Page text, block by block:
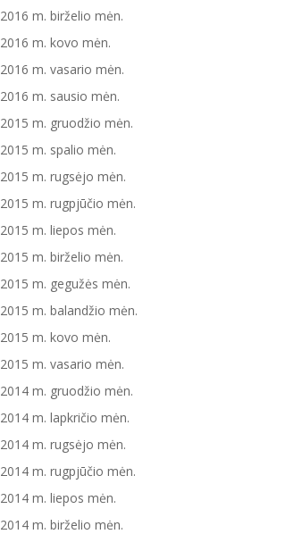
2016 m. birželio mėn.
2016 m. kovo mėn.
2016 m. vasario mėn.
2016 m. sausio mėn.
2015 m. gruodžio mėn.
2015 m. spalio mėn.
2015 m. rugsėjo mėn.
2015 m. rugpjūčio mėn.
2015 m. liepos mėn.
2015 m. birželio mėn.
2015 m. gegužės mėn.
2015 m. balandžio mėn.
2015 m. kovo mėn.
2015 m. vasario mėn.
2014 m. gruodžio mėn.
2014 m. lapkričio mėn.
2014 m. rugsėjo mėn.
2014 m. rugpjūčio mėn.
2014 m. liepos mėn.
2014 m. birželio mėn.